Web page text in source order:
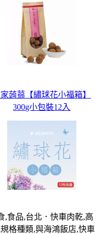
蒟蒻【繡球花小福箱】
300g小包裝12入
,食品,台北．快車肉乾,高
格種類,與海鴻飯店,快車